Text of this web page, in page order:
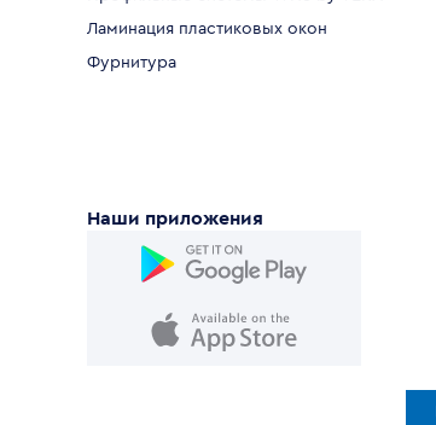
Ламинация пластиковых окон
Фурнитура
Наши приложения